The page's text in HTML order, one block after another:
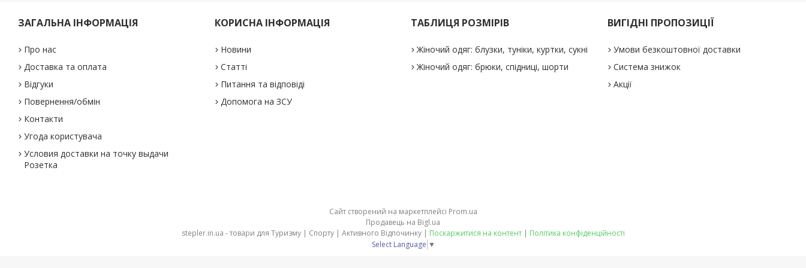
ЗАГАЛЬНА ІНФОРМАЦІЯ
Про нас
Доставка та оплата
Відгуки
Повернення/обмін
Контакти
Угода користувача
Условия доставки на точку выдачи
Розетка
КОРИСНА ІНФОРМАЦІЯ
Новини
Статті
Питання та відповіді
Допомога на ЗСУ
ТАБЛИЦЯ РОЗМІРІВ
Жіночий одяг: блузки, туніки, куртки, сукні
Жіночий одяг: брюки, спідниці, шорти
ВИГІДНІ ПРОПОЗИЦІЇ
Умови безкоштовної доставки
Система знижок
Акції
Сайт створений на маркетплейсі Prom.ua
Продавець на Bigl.ua
stepler.in.ua - товари для Туризму | Спорту | Активного Відпочинку | Поскаржитися на контент | Політика конфіденційності
Select Language ▼